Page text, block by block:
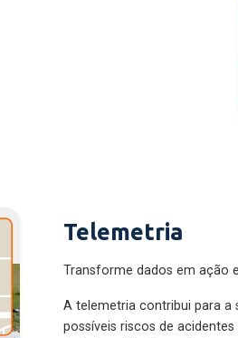
Telemetria
Transforme dados em ação
A telemetria contribui para a
possíveis riscos de